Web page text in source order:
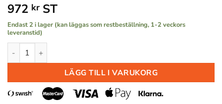
972 kr ST
Endast 2 i lager (kan läggas som restbeställning, 1-2 veckors
leveranstid)
DEKORPLATTA ARC L PU 950x380x14,5MM mängd
LÄGG TILL I VARUKORG